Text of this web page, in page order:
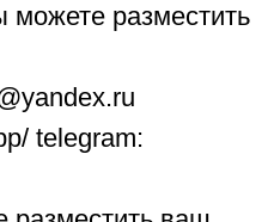
разместить
telegram: